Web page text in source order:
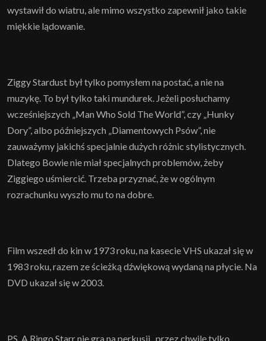
wystawił do wiatru, ale mimo wszystko zapewnił jako takie
miękkie lądowanie.
Ziggy Stardust był tylko pomysłem na postać, a nie na
muzykę. To był tylko taki mundurek. Jeżeli posłuchamy
wcześniejszych „Man Who Sold The World”, czy „Hunky
Dory”, albo późniejszych „Diamentowych Psów”, nie
zauważymy jakichś specjalnie dużych różnic stylistycznych.
Dlatego Bowie nie miał specjalnych problemów, żeby
Ziggiego uśmiercić. Trzeba przyznać, że w ogólnym
rozrachunku wyszło mu to na dobre.
Film wszedł do kin w 1973 roku, na kasecie VHS ukazał się w
1983 roku, razem ze ścieżką dźwiękową wydaną na płycie. Na
DVD ukazał się w 2003.
PS. A Ringo Starr nie gra na perkusji, przez chwilę tylko